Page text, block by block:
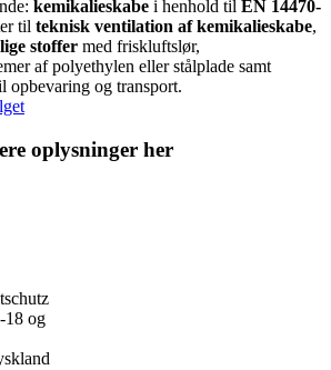
kemikalieskabe i henhold til EN 14470-
til teknisk ventilation af kemikalieskabe,
stoffer med friskluftslør,
af polyethylen eller stålplade samt
opbevaring og transport.
oplysninger her
18 og